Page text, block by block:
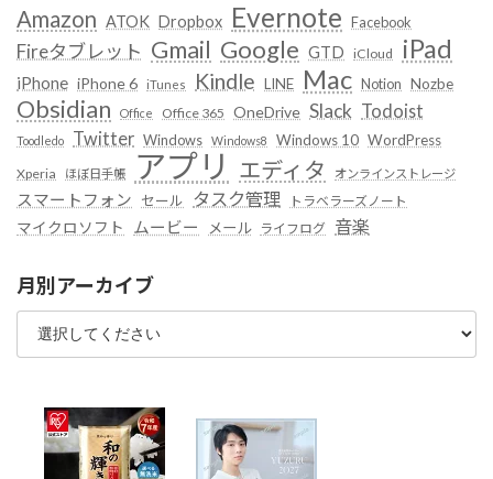
Amazon ATOK Dropbox Evernote Facebook
Fireタブレット Gmail Google GTD iCloud iPad
iPhone iPhone 6 iTunes Kindle LINE Mac Notion Nozbe
Obsidian Office Office 365 OneDrive Slack Todoist
Toodledo Twitter Windows Windows8 Windows 10 WordPress
Xperia ほぼ日手帳 アプリ エディタ オンラインストレージ
スマートフォン セール タスク管理 トラベラーズノート
マイクロソフト ムービー メール ライフログ 音楽
月別アーカイブ